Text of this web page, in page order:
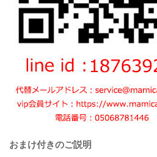
おまけ付きのご説明